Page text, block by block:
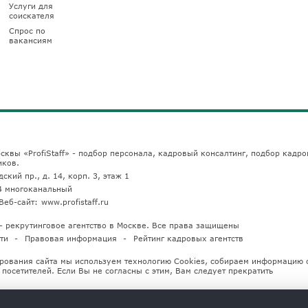
Услуги для
соискателя
Спрос по
вакансиям
«ProfiStaff» - подбор персонала, кадровый консалтинг, подбор
пр., д. 14, корп. 3, этаж 1
многоканальный
Веб-сайт: www.profistaff.ru
агентство в Москве. Все права защищены
Правовая информация Рейтинг кадровых агентств
сайта мы используем технологию Cookies, собираем информацию
Если Вы не согласны с этим, Вам следует прекратить